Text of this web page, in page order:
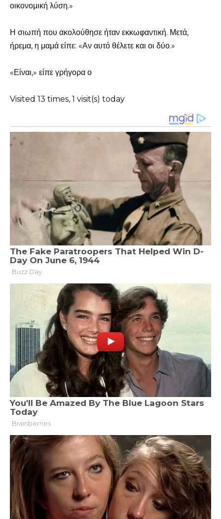
οικονομική λύση.»
Η σιωπή που ακολούθησε ήταν εκκωφαντική. Μετά,
ήρεμα, η μαμά είπε: «Αν αυτό θέλετε και οι δύο.»
«Είναι,» είπε γρήγορα ο
Visited 13 times, 1 visit(s) today